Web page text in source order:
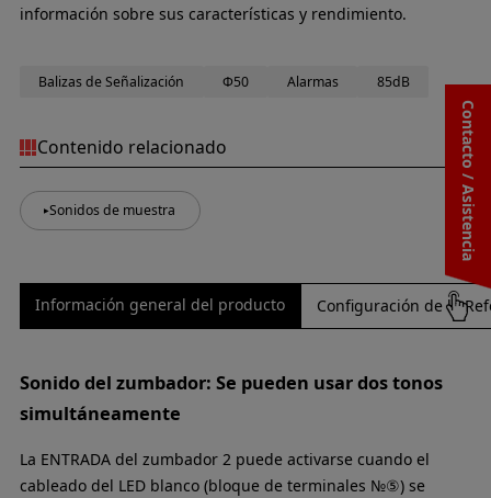
Contacto / Asistencia
información sobre sus características y rendimiento.
Balizas de Señalización Φ50 Alarmas 85dB
Contenido relacionado
Sonidos de muestra
Información general del producto Configuración de la
Sonido del zumbador: Se pueden usar dos tonos
simultáneamente
La ENTRADA del zumbador 2 puede activarse cuando el
cableado del LED blanco (bloque de terminales №⑤) se